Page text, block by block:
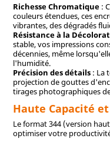
Richesse Chromatique:
couleurs étendues, ces
vibrantes, des dégradés
Résistance à la
stable, vos impressions
décennies, même
l'humidité.
Précision des détails: La
projection de gouttes
tirages photographiques
Haute Capacité
Le format 344 (version
optimiser votre